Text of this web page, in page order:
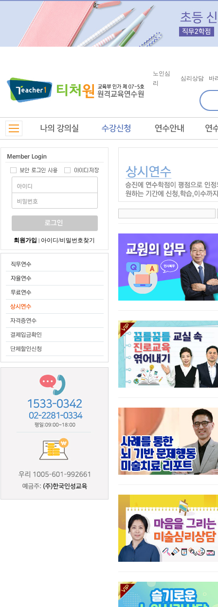
노인심
리
심리상담 바
회원가입 아이디/비밀번호찾기